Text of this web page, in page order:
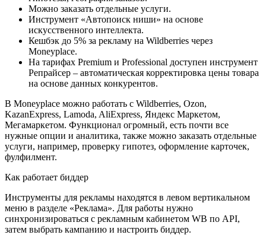
Можно заказать отдельные услуги.
Инструмент «Автопоиск ниши» на основе
искусственного интеллекта.
Кешбэк до 5% за рекламу на Wildberries через
Moneyplace.
На тарифах Premium и Professional доступен инструмент
Репрайсер – автоматическая корректировка цены товара
на основе данных конкурентов.
В Moneyplace можно работать с Wildberries, Ozon,
KazanExpress, Lamoda, AliExpress, Яндекс Маркетом,
Мегамаркетом. Функционал огромный, есть почти все
нужные опции и аналитика, также можно заказать отдельные
услуги, например, проверку гипотез, оформление карточек,
фулфилмент.
Как работает биддер
Инструменты для рекламы находятся в левом вертикальном
меню в разделе «Реклама». Для работы нужно
синхронизироваться с рекламным кабинетом WB по API,
затем выбрать кампанию и настроить биддер.